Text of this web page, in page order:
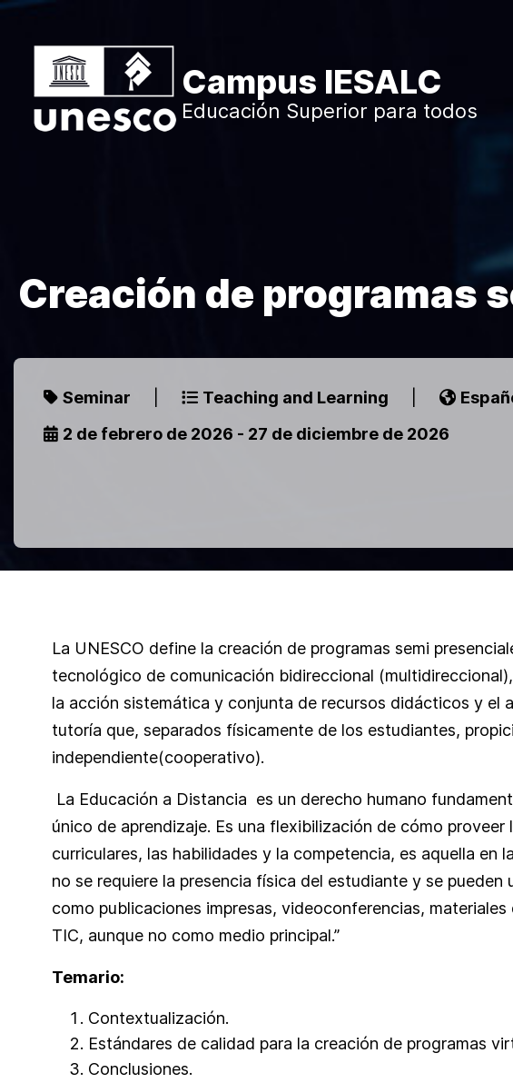
Skip to main content
Campus IESALC
Educación Superior para todos
Creación de programas
Seminar Teaching and Learning
2 de febrero de 2026 - 27 de diciembre de 2026
La UNESCO define la creación de programas semi
tecnológico de comunicación bidireccional
la acción sistemática y conjunta de recursos didácticos y el
tutoría que, separados físicamente de los estudiantes,
independiente(cooperativo).
La Educación a Distancia es un derecho humano
único de aprendizaje. Es una flexibilización de cómo proveer
curriculares, las habilidades y la competencia, es aquella en
no se requiere la presencia física del estudiante y se
como publicaciones impresas, videoconferencias,
TIC, aunque no como medio principal.”
Temario:
Contextualización.
Estándares de calidad para la creación de programas
Conclusiones.